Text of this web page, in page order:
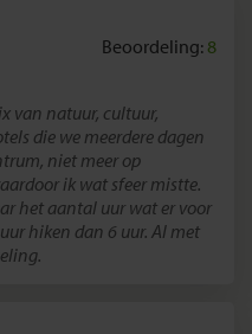
Beoordeling: 8
van natuur, cultuur,
die we meerdere dagen
niet meer op
ik wat sfeer mistte.
het aantal uur wat er voor
hiken dan 6 uur. Al met